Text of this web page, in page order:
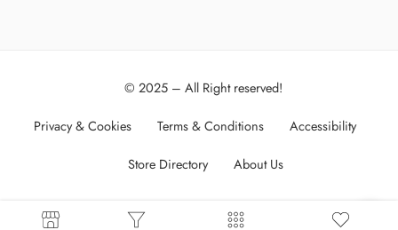
© 2025 – All Right reserved!
Privacy & Cookies Terms & Conditions Accessibility
Store Directory About Us